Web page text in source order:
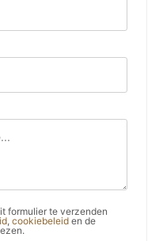
formulier te verzenden
, cookiebeleid en de